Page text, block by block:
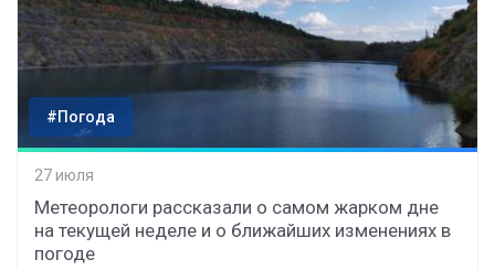
#Погода
27 июля
Метеорологи рассказали о самом жарком дне
на текущей неделе и о ближайших изменениях в
погоде